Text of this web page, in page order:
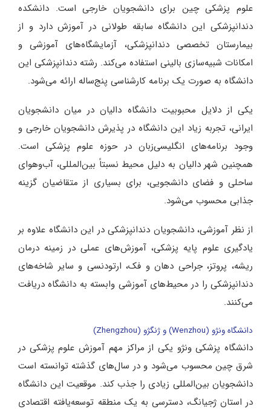
علوم پزشکی چین برای دانشجویان خارجی است. دانشکده
دندانپزشکی این دانشگاه سابقه طولانی در آموزش دارد و از
بیمارستان تخصصی دندانپزشکی، آزمایشگاه‌های آموزشی و
امکانات شبیه‌سازی بالینی استفاده می‌کند. رشته دندانپزشکی این
دانشگاه به صورت یک برنامه کارشناسی پنج‌ساله ارائه می‌شود.
یکی از دلایل محبوبیت دانشگاه دالیان در میان دانشجویان
ایرانی، تجربه زیاد این دانشگاه در پذیرش دانشجویان خارجی و
وجود برنامه‌های انگلیسی‌زبان در حوزه علوم پزشکی است.
همچنین شهر دالیان به دلیل محیط نسبتاً بین‌المللی، آب‌وهوای
ساحلی و فضای دانشجویی، برای بسیاری از متقاضیان گزینه
جذابی محسوب می‌شود.
از نظر آموزشی، دانشجویان دندانپزشکی در این دانشگاه علاوه بر
یادگیری علوم پایه پزشکی، آموزش‌های عملی در زمینه درمان
ریشه، پروتز، جراحی دهان و فک، ارتودنسی و سایر شاخه‌های
دندانپزشکی را در محیط‌های آموزشی وابسته به دانشگاه دریافت
می‌کنند.
دانشگاه ونژو (Wenzhou) و ژنگژو (Zhengzhou)
دانشگاه پزشکی ونژو یکی از مراکز مهم آموزش علوم پزشکی در
شرق چین محسوب می‌شود و در سال‌های گذشته توانسته است
دانشجویان بین‌المللی زیادی را جذب کند. موقعیت این دانشگاه
در استان ژجیانگ، دسترسی به یک منطقه توسعه‌یافته اقتصادی